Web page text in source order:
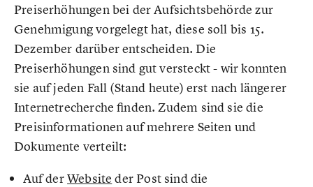
Preiserhöhungen bei der Aufsichtsbehörde zur
Genehmigung vorgelegt hat, diese soll bis 15.
Dezember darüber entscheiden. Die
Preiserhöhungen sind gut versteckt - wir konnten
sie auf jeden Fall (Stand heute) erst nach längerer
Internetrecherche finden. Zudem sind sie die
Preisinformationen auf mehrere Seiten und
Dokumente verteilt:
Auf derWebsite der Post sind die